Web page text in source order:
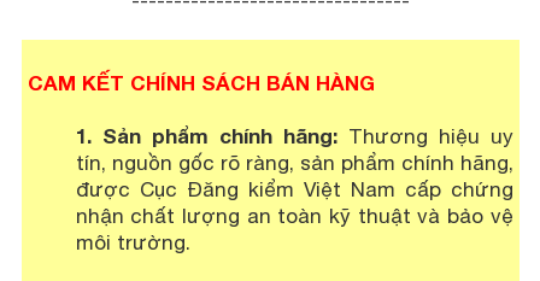
CAM KẾT CHÍNH SÁCH BÁN HÀNG
1. Sản phẩm chính hãng:Thương hiệu uy
tín, nguồn gốc rõ ràng, sản phẩm chính hãng,
được Cục Đăng kiểm Việt Nam cấp chứng
nhận chất lượng an toàn kỹ thuật và bảo vệ
môi trường.